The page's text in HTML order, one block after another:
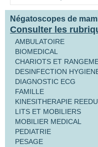
Négatoscopes de
Consulter les
AMBULATOIRE
BIOMEDICAL
CHARIOTS ET
DESINFECTION
DIAGNOSTIC ECG
FAMILLE
KINESITHERAPIE
LITS ET MOBILIERS
MOBILIER MEDICAL
PEDIATRIE
PESAGE